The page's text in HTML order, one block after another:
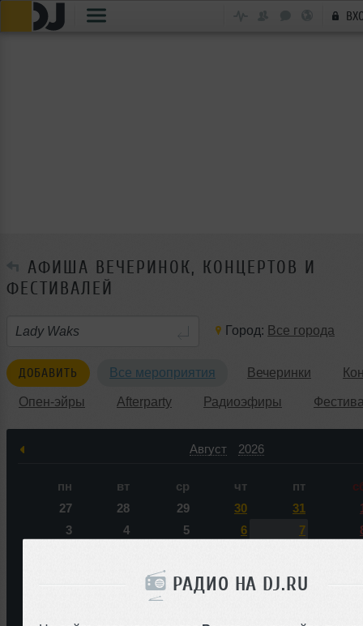
РАДИО НА DJ.RU
АФИША ВЕЧЕРИНОК, КОНЦЕРТОВ И
ФЕСТИВАЛЕЙ
Город: Все города
ДОБАВИТЬ Все мероприятия Вечеринки
Опен-эйры Afterparty Радиоэфиры
Август 2026
пн вт ср чт пт
27
28 29 30 31
3
4 5 6 7
19 20 21